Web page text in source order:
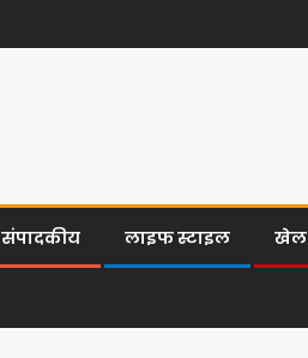
संपादकीय लाइफ स्टाइल खेल